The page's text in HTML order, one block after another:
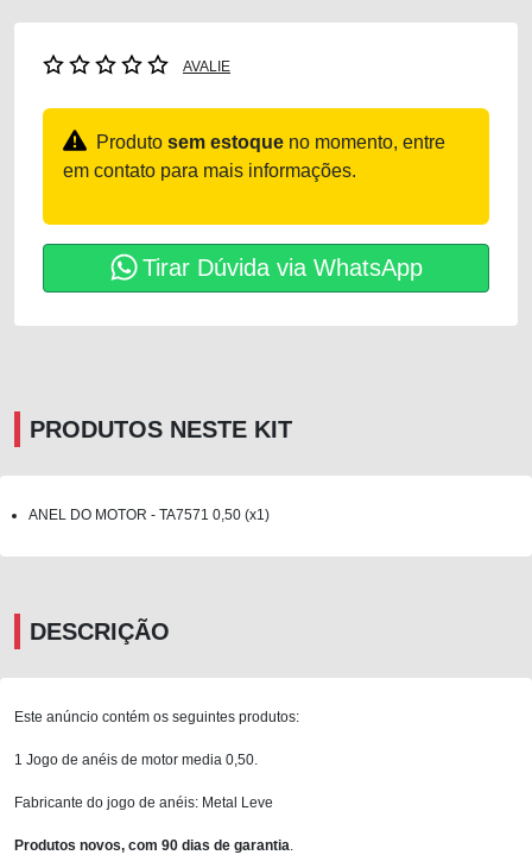
AVALIE
Produto sem estoque no momento, entre
em contato para mais informações.
Tirar Dúvida via WhatsApp
PRODUTOS NESTE KIT
ANEL DO MOTOR - TA7571 0,50 (x1)
DESCRIÇÃO
Este anúncio contém os seguintes produtos:
1 Jogo de anéis de motor media 0,50.
Fabricante do jogo de anéis: Metal Leve
Produtos novos, com 90 dias de garantia